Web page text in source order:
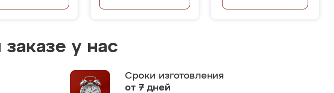
у нас
Сроки изготовления
от 7 дней